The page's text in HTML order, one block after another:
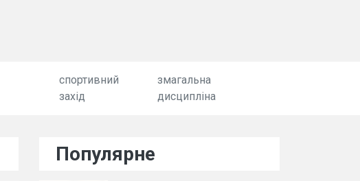
спортивний
захід
змагальна
дисципліна
Популярне